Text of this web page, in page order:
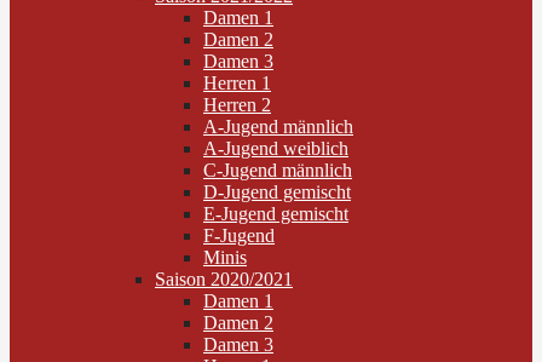
Damen 1
Damen 2
Damen 3
Herren 1
Herren 2
A-Jugend männlich
A-Jugend weiblich
C-Jugend männlich
D-Jugend gemischt
E-Jugend gemischt
F-Jugend
Minis
Saison 2020/2021
Damen 1
Damen 2
Damen 3